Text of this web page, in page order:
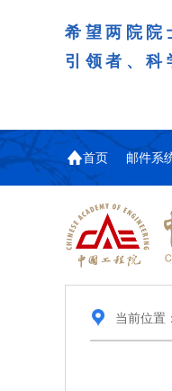
希望两院院
引领者、科
首页 邮件系
当前位置：